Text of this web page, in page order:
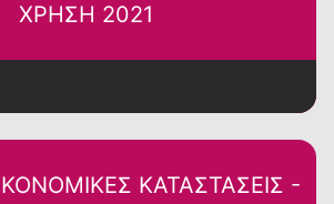
ΧΡΗΣΗ 2021
ΚΑΤΑΣΤΑΣΕΙΣ -